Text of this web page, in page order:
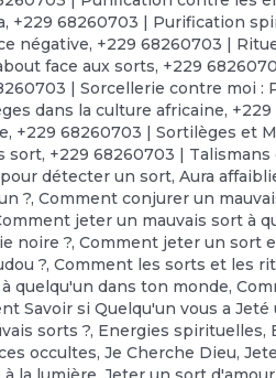
, +229 68260703 | Purification
négative, +229 68260703 |
face aux sorts, +229
| Sorcellerie contre moi
dans la culture africaine,
, +229 68260703 | Sortilèges et
sort, +229 68260703 |
détecter un sort,Aura
?,Comment conjurer un
jeter un mauvais sort à
noire ?,Comment jeter un sort
?,Comment les sorts et les
quelqu'un dans ton monde,
Savoir si Quelqu'un vous a Jeté
sorts ?, Energies spirituelles,
occultes,Je Cherche Dieu,